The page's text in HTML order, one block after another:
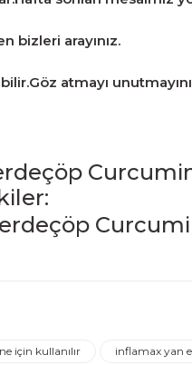
bizleri arayınız.
atmayı
için kullanılır inflamax yan